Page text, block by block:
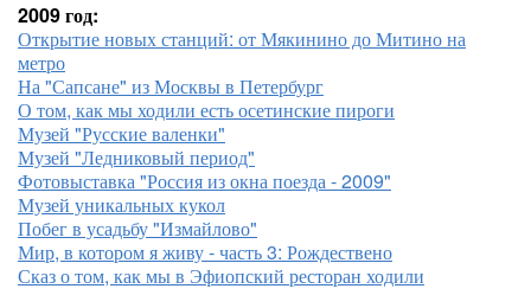
2009 год:
Открытие новых станций: от Мякинино до Митино на
метро
На "Сапсане" из Москвы в Петербург
О том, как мы ходили есть осетинские пироги
Музей "Русские валенки"
Музей "Ледниковый период"
Фотовыставка "Россия из окна поезда - 2009"
Музей уникальных кукол
Побег в усадьбу "Измайлово"
Мир, в котором я живу - часть 3: Рождествено
Сказ о том, как мы в Эфиопский ресторан ходили